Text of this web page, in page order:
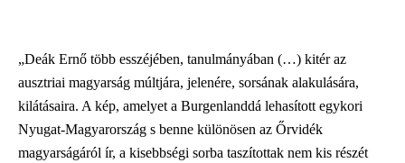
„Deák Ernő több esszéjében, tanulmányában (…) kitér az
ausztriai magyarság múltjára, jelenére, sorsának alakulására,
kilátásaira. A kép, amelyet a Burgenlanddá lehasított egykori
Nyugat-Magyarország s benne különösen az Őrvidék
magyarságáról ír, a kisebbségi sorba taszítottak nem kis részét